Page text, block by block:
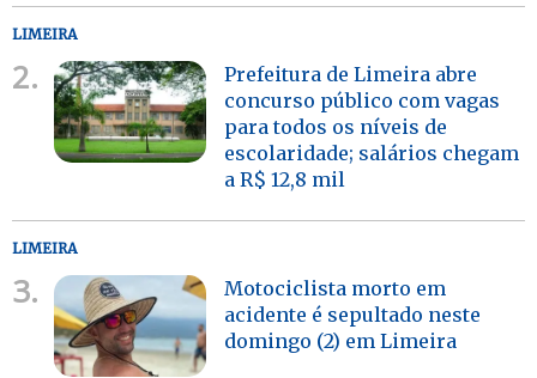
LIMEIRA
2.
Prefeitura de Limeira abre
concurso público com vagas
para todos os níveis de
escolaridade; salários chegam
a R$ 12,8 mil
LIMEIRA
3.
Motociclista morto em
acidente é sepultado neste
domingo (2) em Limeira